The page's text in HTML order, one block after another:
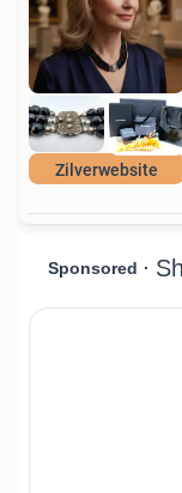
Zilverwebsite